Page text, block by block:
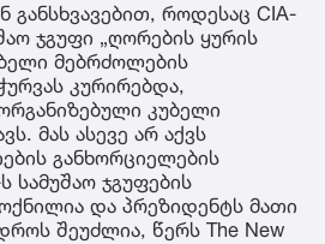
განსხვავებით, როდესაც CIA-
ჯგუფი „ღორების ყურის
მებრძოლების
კურირებდა,
კუბელი
მას ასევე არ აქვს
განხორციელების
სამუშაო ჯგუფების
და პრეზიდენტს მათი
შეუძლია, წერს The New